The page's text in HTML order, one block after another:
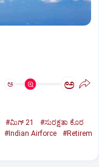
ಅ ಅ
#ಮಿಗ್‌ 21
#ಸುರಕ್ಷತಾ ಕೊರ
#Indian Airforce
#Retirem